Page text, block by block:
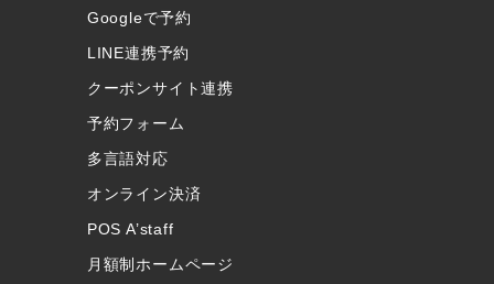
Googleで予約
LINE連携予約
クーポンサイト連携
予約フォーム
多言語対応
オンライン決済
POS A’staff
月額制ホームページ